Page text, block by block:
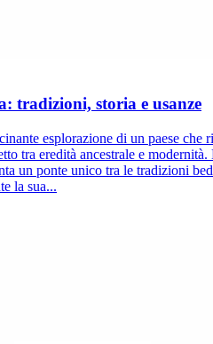
tradizioni, storia e usanze
esplorazione di un paese che
tra eredità ancestrale e modernità.
un ponte unico tra le tradizioni
la sua...